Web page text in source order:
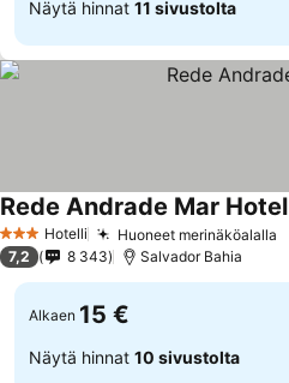
Näytä hinnat 11 sivustolta
3 Tähtiluokitus
Hotelli Huoneet merinäköalalla
Rede Andrade Mar Hotel
7,2 8 343 Salvador Bahia
Alkaen 15 €
Näytä hinnat 10 sivustolta